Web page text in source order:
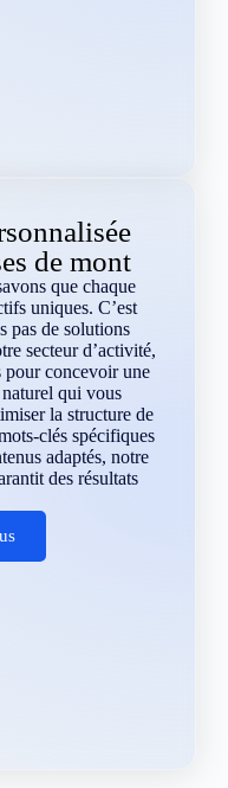
de mont
que chaque
uniques. C’est
pas de solutions
secteur d’activité,
pour concevoir une
qui vous
la structure de
clés spécifiques
adaptés, notre
des résultats